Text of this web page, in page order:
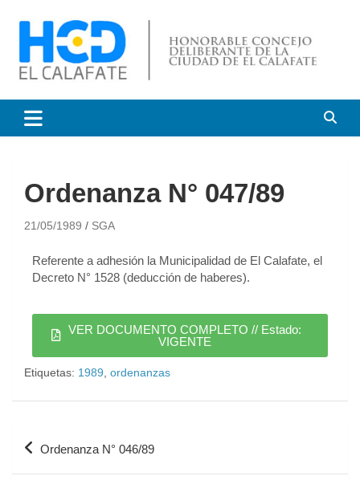
Honorable Concejo
Deliberante de El Calafate
Ordenanza N° 047/89
21/05/1989 SGA
Referente a adhesión la Municipalidad de El Calafate, el
Decreto N° 1528 (deducción de haberes).
VER DOCUMENTO COMPLETO // Estado:
VIGENTE
Etiquetas: 1989 ordenanzas
Ordenanza N° 046/89